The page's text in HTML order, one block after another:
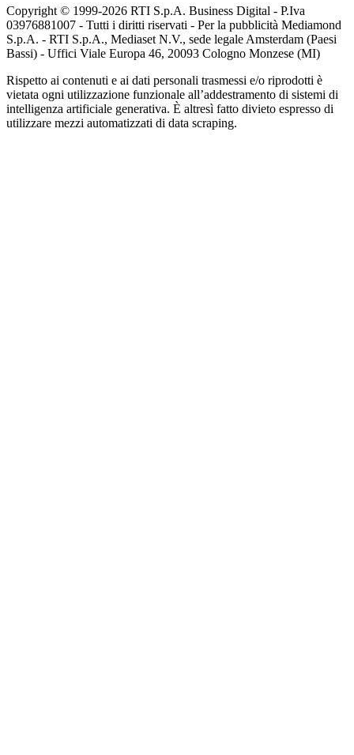
Copyright © 1999-2026 RTI S.p.A. Business Digital - P.Iva
03976881007 - Tutti i diritti riservati - Per la pubblicità Mediamond
S.p.A. - RTI S.p.A., Mediaset N.V., sede legale Amsterdam (Paesi
Bassi) - Uffici Viale Europa 46, 20093 Cologno Monzese (MI)
Rispetto ai contenuti e ai dati personali trasmessi e/o riprodotti è
vietata ogni utilizzazione funzionale all’addestramento di sistemi di
intelligenza artificiale generativa. È altresì fatto divieto espresso di
utilizzare mezzi automatizzati di data scraping.